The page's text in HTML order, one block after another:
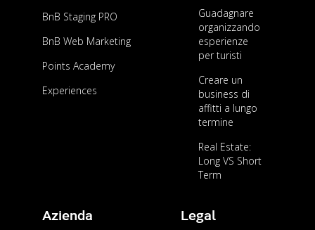
BnB Staging PRO
BnB Web Marketing
Points Academy
Experiences
Guadagnare
organizzando
esperienze
per turisti
Creare un
business di
affitti a lungo
termine
Real Estate:
Long VS Short
Term
Azienda Legal